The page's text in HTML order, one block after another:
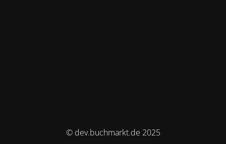
© dev.buchmarkt.de 2025